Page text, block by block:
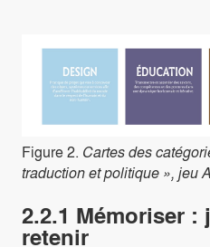
Figure 2. Cartes des
traduction et politique », jeu
2.2.1 Mémoriser
retenir